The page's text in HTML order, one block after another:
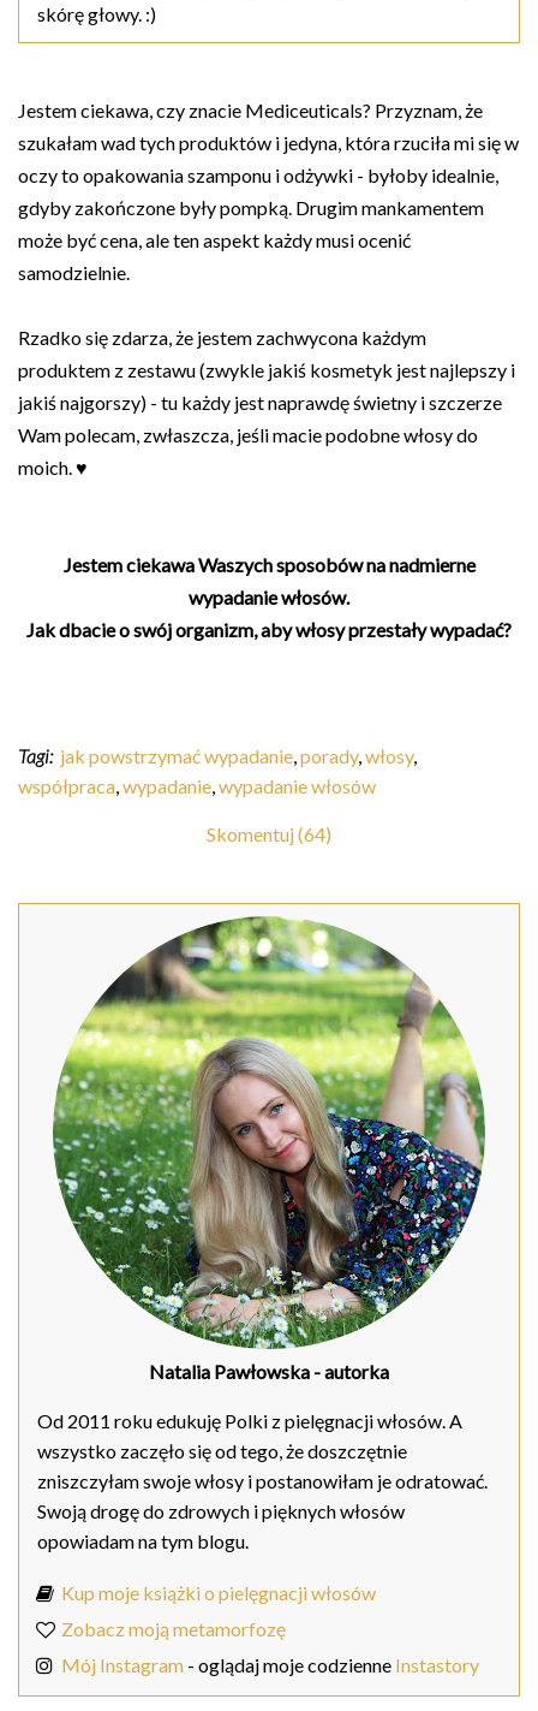
skórę głowy. :)
Jestem ciekawa, czy znacie Mediceuticals? Przyznam, że
szukałam wad tych produktów i jedyna, która rzuciła mi się w
oczy to opakowania szamponu i odżywki - byłoby idealnie,
gdyby zakończone były pompką. Drugim mankamentem
może być cena, ale ten aspekt każdy musi ocenić
samodzielnie.
Rzadko się zdarza, że jestem zachwycona każdym
produktem z zestawu (zwykle jakiś kosmetyk jest najlepszy i
jakiś najgorszy) - tu każdy jest naprawdę świetny i szczerze
Wam polecam, zwłaszcza, jeśli macie podobne włosy do
moich. ♥
Jestem ciekawa Waszych sposobów na nadmierne
wypadanie włosów.
Jak dbacie o swój organizm, aby włosy przestały wypadać?
Tagi: jak powstrzymać wypadanie porady, włosy,
współpraca wypadanie wypadanie włosów
Skomentuj (64)
Natalia Pawłowska - autorka
Od 2011 roku edukuję Polki z pielęgnacji włosów. A
wszystko zaczęło się od tego, że doszczętnie
zniszczyłam swoje włosy i postanowiłam je odratować.
Swoją drogę do zdrowych i pięknych włosów
opowiadam na tym blogu.
Kup moje książki o pielęgnacji włosów
Zobacz moją metamorfozę
Mój Instagram - oglądaj moje codzienne Instastory